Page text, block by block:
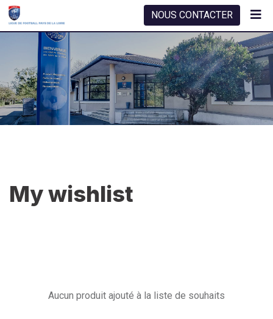
Skip
NOUS CONTACTER
My wishlist
Aucun produit ajouté à la liste de souhaits